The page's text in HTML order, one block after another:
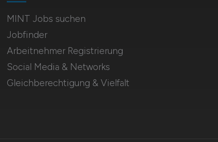
MINT Jobs suchen
Jobfinder
Arbeitnehmer Registrierung
Social Media & Networks
Gleichberechtigung & Vielfalt